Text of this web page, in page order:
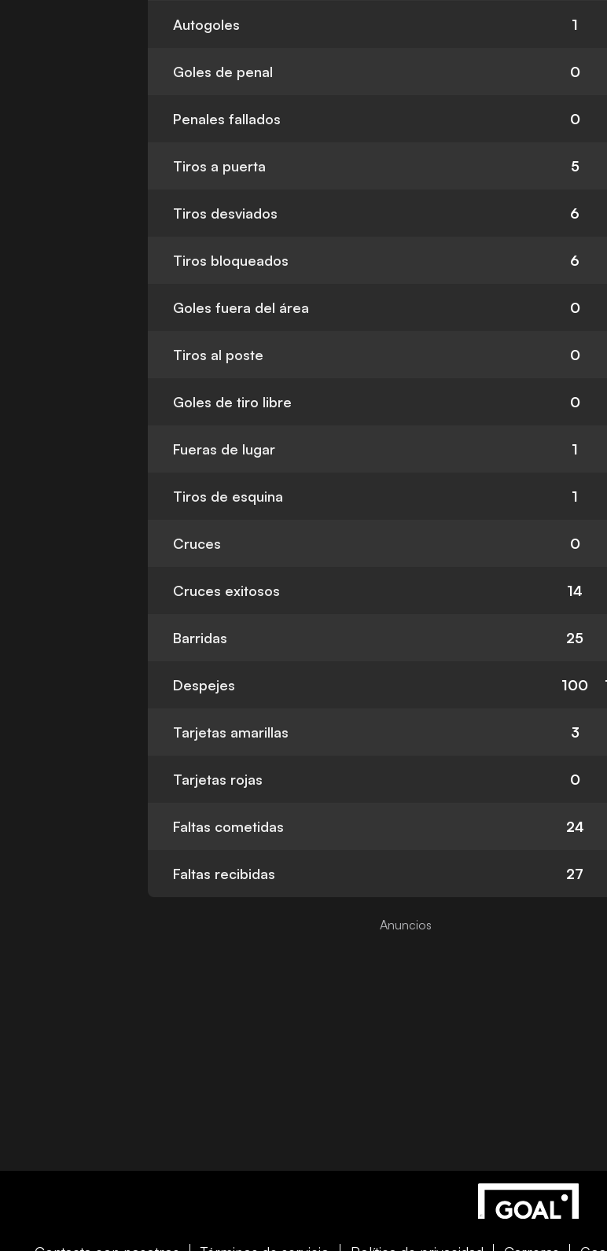
Autogoles 1
Goles de penal 0
Penales fallados 0
Tiros a puerta 5
Tiros desviados 6
Tiros bloqueados 6
Goles fuera del área 0
Tiros al poste 0
Goles de tiro libre 0
Fueras de lugar 1
Tiros de esquina 1
Cruces 0
Cruces exitosos 14
Barridas 25
Despejes 100
Tarjetas amarillas 3
Tarjetas rojas 0
Faltas cometidas 24
Faltas recibidas 27